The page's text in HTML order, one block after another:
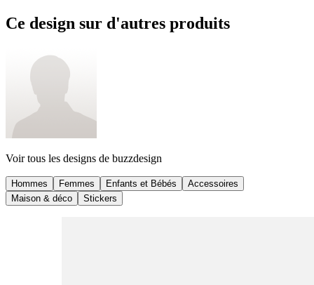
Ce design sur d'autres produits
Voir tous les designs de buzzdesign
Hommes Femmes Enfants et Bébés
Accessoires
Maison & déco
Stickers